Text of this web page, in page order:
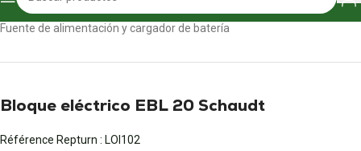
Inicio/Autocaravanas y furgonetas
Fuente de alimentación y cargador de batería
Bloque eléctrico EBL 20 Schaudt
Référence Repturn : LOI102